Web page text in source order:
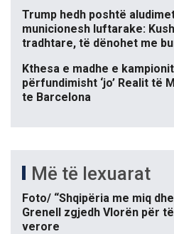
Trump hedh poshtë
municionesh luftarake:
tradhtare, të dënohet me
Kthesa e madhe e
përfundimisht ‘jo’ Realit të
te Barcelona
Më të lexuarat
Foto/ “Shqipëria me miq
Grenell zgjedh Vlorën për
verore